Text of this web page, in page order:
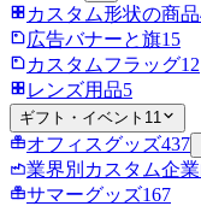
カスタム形状の商品
広告バナーと旗15
カスタムフラッグ12
レンズ用品5
ギフト・イベント 11
オフィスグッズ437
業界別カスタム企
サマーグッズ167